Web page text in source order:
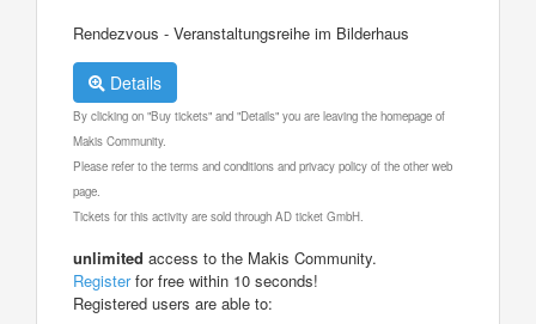
Rendezvous - Veranstaltungsreihe im Bilderhaus
Details
By clicking on "Buy tickets" and "Details" you are leaving the homepage of
Makis Community.
Please refer to the terms and conditions and privacy policy of the other web
page.
Tickets for this activity are sold through AD ticket GmbH.
unlimited access to the Makis Community.
Registerfor free within 10 seconds!
Registered users are able to: